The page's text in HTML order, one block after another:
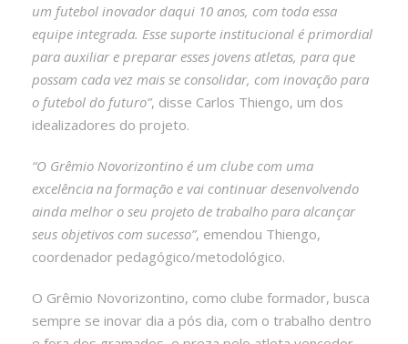
um futebol inovador daqui 10 anos, com toda essa
equipe integrada. Esse suporte institucional é primordial
para auxiliar e preparar esses jovens atletas, para que
possam cada vez mais se consolidar, com inovação para
o futebol do futuro”, disse Carlos Thiengo, um dos
idealizadores do projeto.
“O Grêmio Novorizontino é um clube com uma
excelência na formação e vai continuar desenvolvendo
ainda melhor o seu projeto de trabalho para alcançar
seus objetivos com sucesso”, emendou Thiengo,
coordenador pedagógico/metodológico.
O Grêmio Novorizontino, como clube formador, busca
sempre se inovar dia a pós dia, com o trabalho dentro